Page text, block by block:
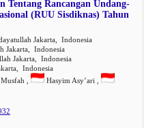
Tentang Rancangan Undang-
(RUU Sisdiknas) Tahun
Jakarta, Indonesia
Jakarta, Indonesia
Jakarta, Indonesia
Indonesia
,
Hasyim Asy’ari ,